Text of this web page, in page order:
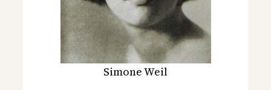
Simone Weil